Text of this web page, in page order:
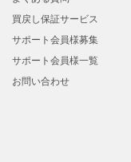
買戻し保証サービス
サポート会員様募集
サポート会員様一覧
お問い合わせ